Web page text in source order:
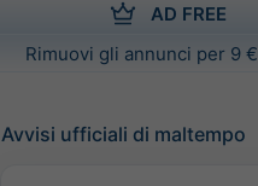
AD FREE
Rimuovi gli annunci per 9
Avvisi ufficiali di maltempo